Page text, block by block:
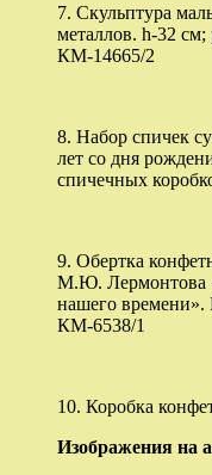
7. Скульптура
металлов. h-32 см;
КМ-14665/2
8. Набор спичек
лет со дня
спичечных
9. Обертка
М.Ю. Лермонтова
нашего времени».
КМ-6538/1
10. Коробка
Изображения на